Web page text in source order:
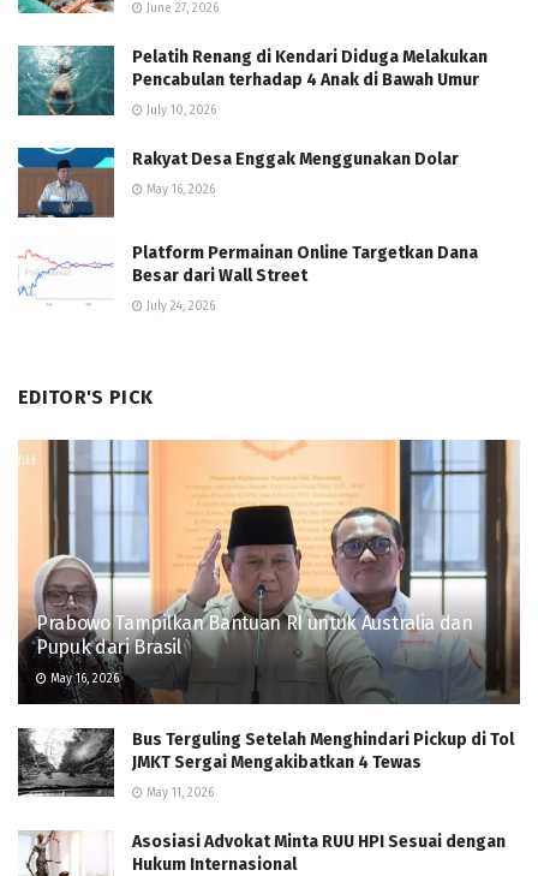
June 27, 2026
Pelatih Renang di Kendari Diduga Melakukan
Pencabulan terhadap 4 Anak di Bawah Umur
July 10, 2026
Rakyat Desa Enggak Menggunakan Dolar
May 16, 2026
Platform Permainan Online Targetkan Dana
Besar dari Wall Street
July 24, 2026
EDITOR'S PICK
Prabowo Tampilkan Bantuan RI untuk Australia dan
Pupuk dari Brasil
May 16, 2026
Bus Terguling Setelah Menghindari Pickup di Tol
JMKT Sergai Mengakibatkan 4 Tewas
May 11, 2026
Asosiasi Advokat Minta RUU HPI Sesuai dengan
Hukum Internasional